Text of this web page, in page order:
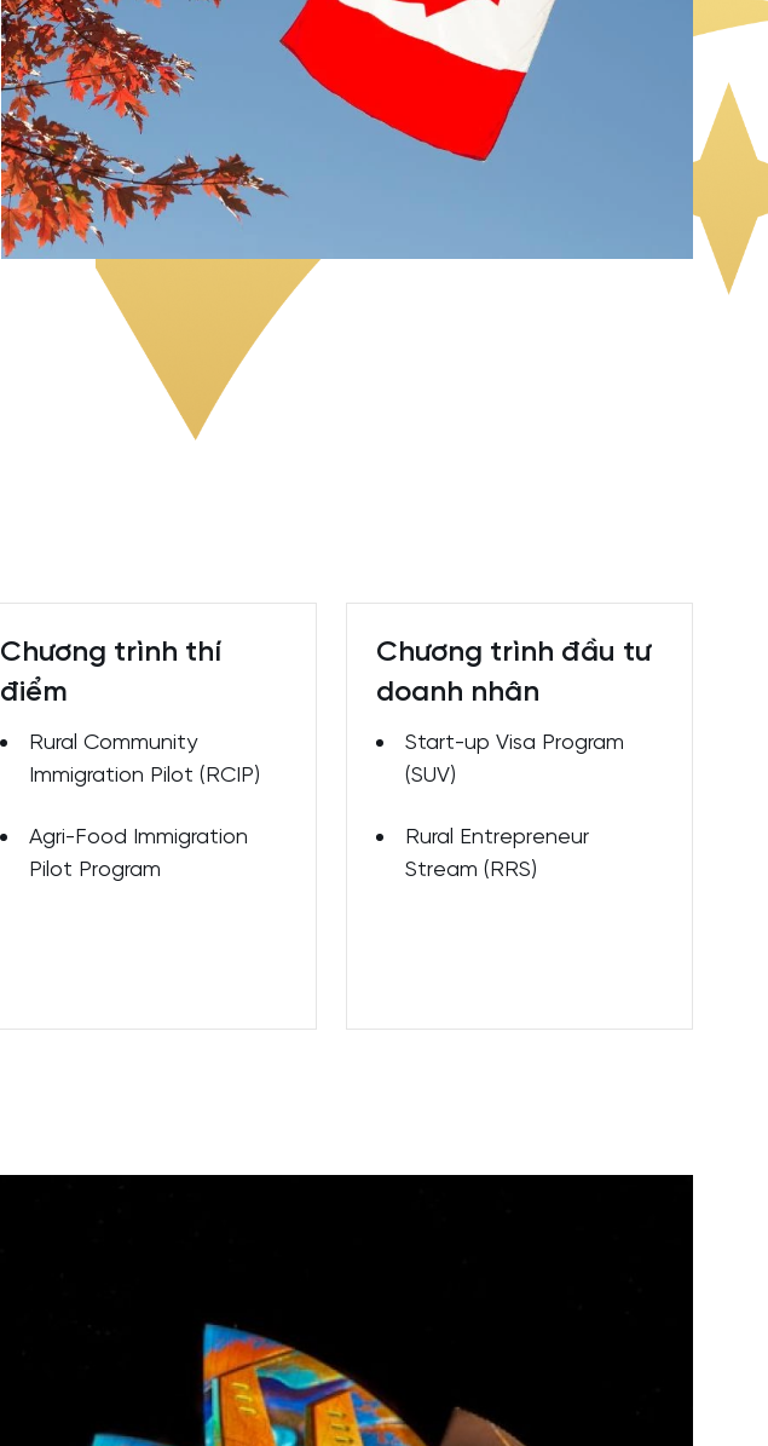
Chương trình thí
điểm
Rural Community
Immigration Pilot (RCIP)
Agri-Food Immigration
Pilot Program
Chương trình đầu tư
doanh nhân
Start-up Visa Program
(SUV)
Rural Entrepreneur
Stream (RRS)